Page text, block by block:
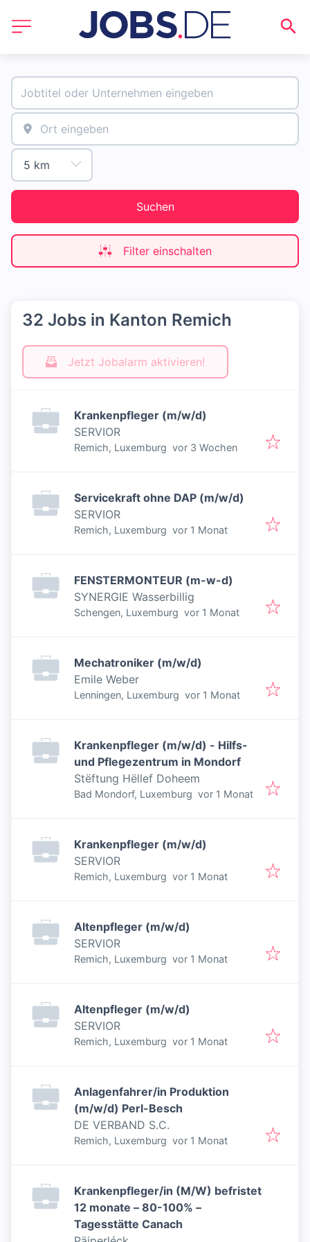
Suchen
Filter einschalten
32 Jobs in Kanton Remich
Jetzt Jobalarm aktivieren!
Krankenpfleger (m/w/d)
SERVIOR
Remich, Luxemburg Veröffentlicht:
vor 3 Wochen
Servicekraft ohne DAP (m/w/d)
SERVIOR
Remich, Luxemburg Veröffentlicht
vor 1 Monat
FENSTERMONTEUR (m-w-d)
SYNERGIE Wasserbillig
Schengen, Luxemburg Veröffentlicht
vor 1 Monat
Mechatroniker (m/w/d)
Emile Weber
Lenningen, Luxemburg Veröffentlicht
vor 1 Monat
Krankenpfleger (m/w/d) - Hilfs-
und Pflegezentrum in Mondorf
Stëftung Hëllef Doheem
Bad Mondorf, Luxemburg Veröffentlicht
vor 1 Monat
Krankenpfleger (m/w/d)
SERVIOR
Remich, Luxemburg Veröffentlicht
vor 1 Monat
Altenpfleger (m/w/d)
SERVIOR
Remich, Luxemburg Veröffentlicht
vor 1 Monat
Altenpfleger (m/w/d)
SERVIOR
Remich, Luxemburg Veröffentlicht
vor 1 Monat
Anlagenfahrer/in Produktion
(m/w/d) Perl-Besch
DE VERBAND S.C.
Remich, Luxemburg Veröffentlicht
vor 1 Monat
Krankenpfleger/in (M/W) befristet
12 monate – 80-100% –
Tagesstätte Canach